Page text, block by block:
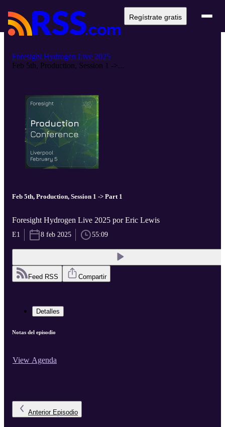
Regístrate gratis
Foresight Hydrogen Live 2025
Feb 5th, Production, Session 1 ->...
Feb 5th, Production, Session 1 -> Part 1
Foresight Hydrogen Live 2025 por Eric Lewis
E1 8 feb 2025 55:09
Feed RSS Compartir
Detalles
Notas del episodio
View Agenda
Anterior Episodio